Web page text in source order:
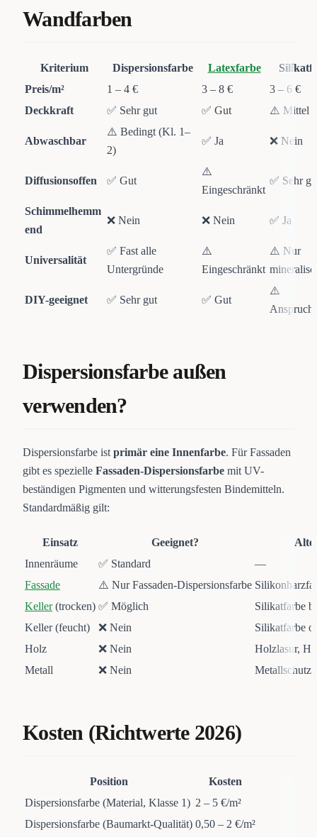
Wandfarben
Kriterium Dispersionsfarbe Latexfarbe
Preis/m²
1 – 4 € 3 – 8 €
3 – 6 €
Deckkraft
✅ Sehr gut ✅ Gut ⚠️ Mittel
Abwaschbar
⚠️ Bedingt (Kl. 1–
2)
✅ Ja ❌ Nein
Diffusionsoffen ✅ Gut
⚠️
Eingeschränkt
✅ Sehr
Schimmelhemm
end
❌ Nein ❌ Nein ✅ Ja
Universalität
✅ Fast alle
Untergründe
⚠️
Eingeschränkt
⚠️ Nur
DIY-geeignet ✅ Sehr gut ✅ Gut
⚠️
Dispersionsfarbe außen
verwenden?
Dispersionsfarbe ist primär eine Innenfarbe. Für Fassaden
gibt es spezielle Fassaden-Dispersionsfarbe mit UV-
beständigen Pigmenten und witterungsfesten Bindemitteln.
Standardmäßig gilt:
Einsatz Geeignet?
Innenräume
✅ Standard
—
Fassade
⚠️ Nur Fassaden-Dispersionsfarbe
Keller(trocken) ✅ Möglich
Silikatfarbe
Keller (feucht)
❌ Nein
Silikatfarbe
Holz
❌ Nein
Holzlasur,
Metall
❌ Nein
Kosten (Richtwerte 2026)
Position
Kosten
Dispersionsfarbe (Material, Klasse 1) 2 – 5 €/m²
Dispersionsfarbe (Baumarkt-Qualität) 0,50 – 2 €/m²